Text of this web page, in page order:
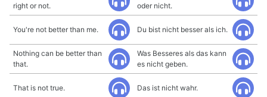
right or not.
oder nicht.
You're not better than me. Du bist nicht besser als ich.
Nothing can be better than
that.
Was Besseres als das kann
es nicht geben.
That is not true. Das ist nicht wahr.